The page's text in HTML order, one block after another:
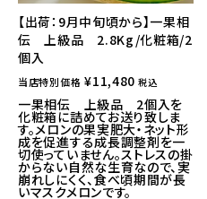
【出荷：9月中旬頃から】一果相
伝 上級品 2.8Kg/化粧箱/2
個入
当店特別価格 ¥11,480 税込
一果相伝 上級品 2個入を
化粧箱に詰めてお送り致しま
す。メロンの果実肥大・ネット形
成を促進する成長調整剤を一
切使っていません。ストレスの掛
からない自然な生育なので、実
崩れしにくく、食べ頃期間が長
いマスクメロンです。